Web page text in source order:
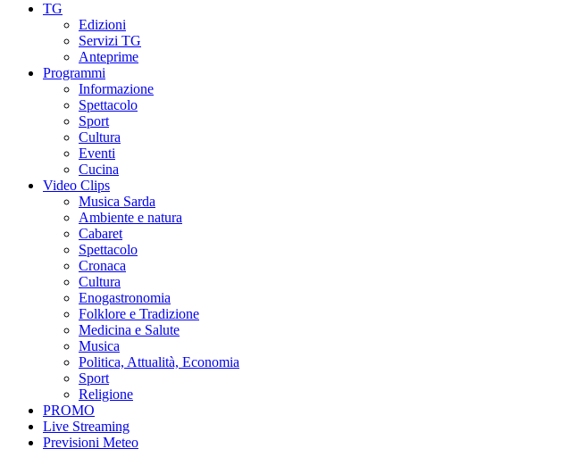
TG
Edizioni
Servizi TG
Anteprime
Programmi
Informazione
Spettacolo
Sport
Cultura
Eventi
Cucina
Video Clips
Musica Sarda
Ambiente e natura
Cabaret
Spettacolo
Cronaca
Cultura
Enogastronomia
Folklore e Tradizione
Medicina e Salute
Musica
Politica, Attualità, Economia
Sport
Religione
PROMO
Live Streaming
Previsioni Meteo